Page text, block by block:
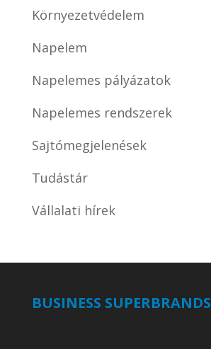
Környezetvédelem
Napelem
Napelemes pályázatok
Napelemes rendszerek
Sajtómegjelenések
Tudástár
Vállalati hírek
BUSINESS SUPERBRANDS